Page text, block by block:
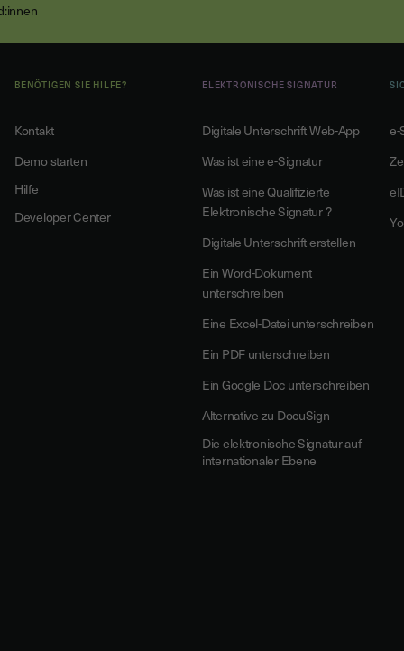
BENÖTIGEN SIE HILFE?
Kontakt
Demo starten
Hilfe
Developer Center
ELEKTRONISCHE SIGNATUR
Digitale Unterschrift Web-App
Was ist eine e-Signatur
Was ist eine Qualifizierte
Elektronische Signatur ?
Digitale Unterschrift erstellen
Ein Word-Dokument
unterschreiben
Eine Excel-Datei unterschreiben
Ein PDF unterschreiben
Ein Google Doc unterschreiben
Alternative zu DocuSign
Die elektronische Signatur auf
internationaler Ebene
e-